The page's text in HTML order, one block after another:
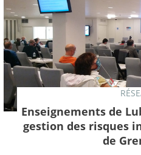
Enseignements de
gestion des risques
de